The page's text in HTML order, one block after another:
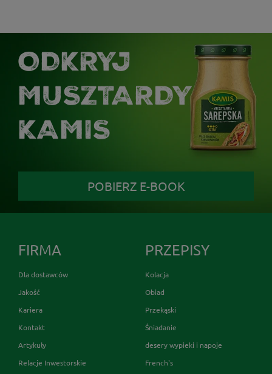
ODKRYJ
MUSZTARDY
KAMIS
POBIERZ E-BOOK
FIRMA
Dla dostawców
Jakość
Kariera
Kontakt
Artykuły
Relacje Inwestorskie
PRZEPISY
Kolacja
Obiad
Przekąski
Śniadanie
desery wypieki i napoje
French's